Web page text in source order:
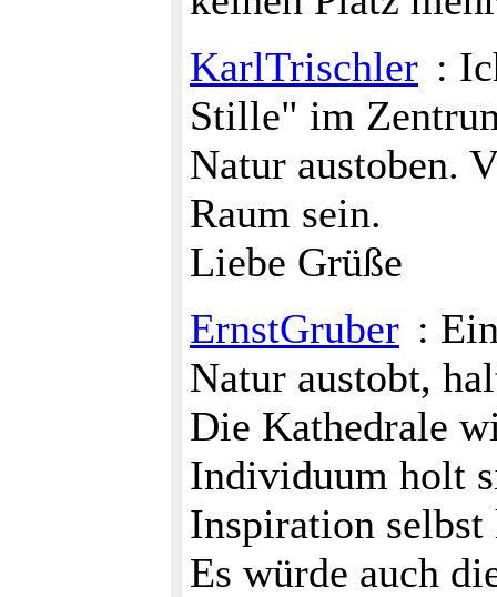
KarlTrischler :
Stille" im
Natur austoben.
Raum sein.
Liebe Grüße
ErnstGruber :
Natur austobt,
Die Kathedrale
Individuum holt
Inspiration selbst
Es würde auch